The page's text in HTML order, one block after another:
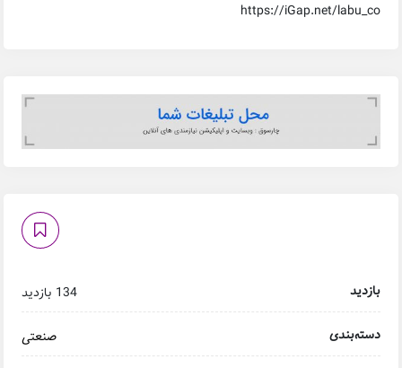
https://iGap.net/labu_co
بازدید 134 بازدید
دسته‌بندی صنعتی